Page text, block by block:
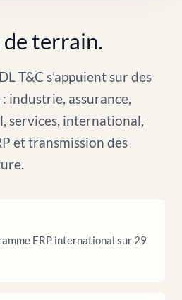
de terrain.
T&C s’appuient sur des
industrie, assurance,
services, international,
et transmission des
ERP international sur 29